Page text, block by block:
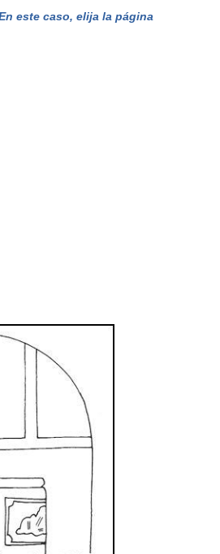
este caso, elija la página